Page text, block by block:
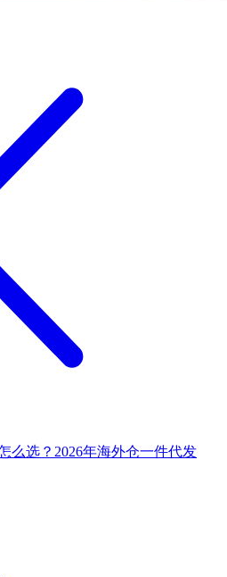
么选？2026年海外仓一件代发